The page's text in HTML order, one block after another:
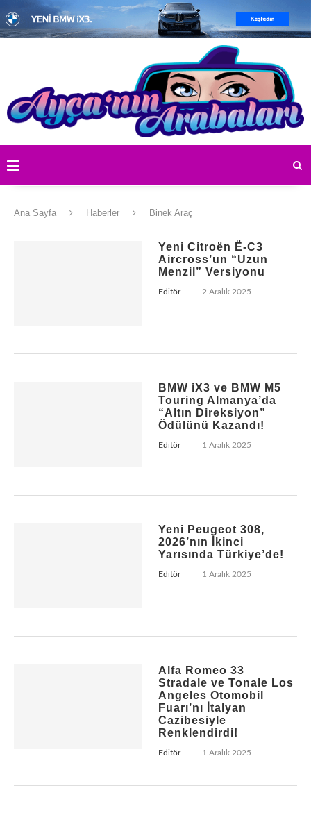
Ana Sayfa Haberler Binek Araç
Yeni Citroën Ë-C3
Aircross’un “Uzun
Menzil” Versiyonu
Editör 2 Aralık 2025
BMW iX3 ve BMW M5
Touring Almanya’da
“Altın Direksiyon”
Ödülünü Kazandı!
Editör 1 Aralık 2025
Yeni Peugeot 308,
2026’nın İkinci
Yarısında Türkiye’de!
Editör 1 Aralık 2025
Alfa Romeo 33
Stradale ve Tonale Los
Angeles Otomobil
Fuarı’nı İtalyan
Cazibesiyle
Renklendirdi!
Editör 1 Aralık 2025